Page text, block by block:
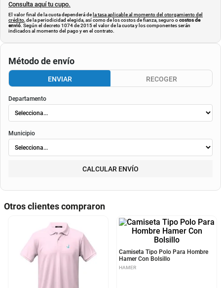
Consulta aquí tu cupo.
El valor final de la cuota dependerá de la tasa aplicable al momento del otorgamiento del
crédito , de la periodicidad elegida, así como de los costos de fianza, seguro ocostos de
envió. Según el decreto 1074 de 2015 el valor de la cuota y los componentes serán
indicados al momento del pago y en el contrato.
Método de envío
ENVIAR RECOGER
Departamento
Municipio
CALCULAR ENVÍO
Otros clientes compraron